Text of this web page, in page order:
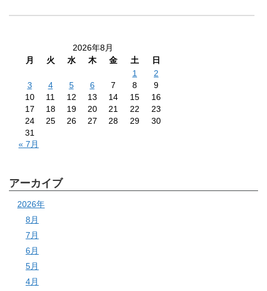
2026年8月
月
火 水 木 金 土
日
1
2
3
4 5 6 7 8
9
10
11 12 13 14 15
16
17
18 19 20 21 22
23
24
25 26 27 28 29
30
31
« 7月
アーカイブ
2026年
8月
7月
6月
5月
4月